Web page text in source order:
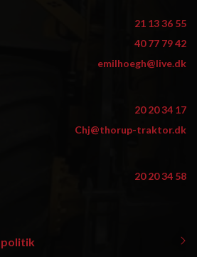
21 13 36 55
40 77 79 42
emilhoegh@live.dk
20 20 34 17
Chj@thorup-traktor.dk
20 20 34 58